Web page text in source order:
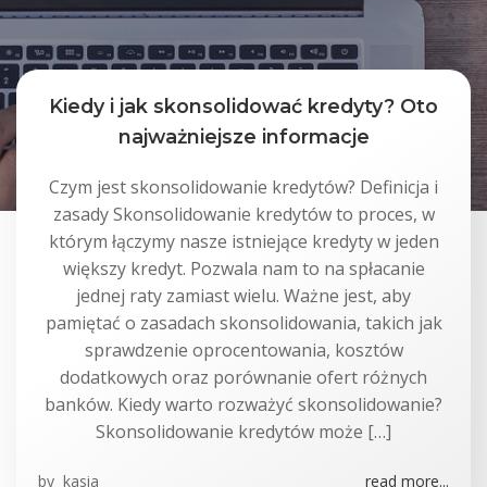
Kiedy i jak skonsolidować kredyty? Oto
najważniejsze informacje
Czym jest skonsolidowanie kredytów? Definicja i
zasady Skonsolidowanie kredytów to proces, w
którym łączymy nasze istniejące kredyty w jeden
większy kredyt. Pozwala nam to na spłacanie
jednej raty zamiast wielu. Ważne jest, aby
pamiętać o zasadach skonsolidowania, takich jak
sprawdzenie oprocentowania, kosztów
dodatkowych oraz porównanie ofert różnych
banków. Kiedy warto rozważyć skonsolidowanie?
Skonsolidowanie kredytów może […]
by kasia read more...